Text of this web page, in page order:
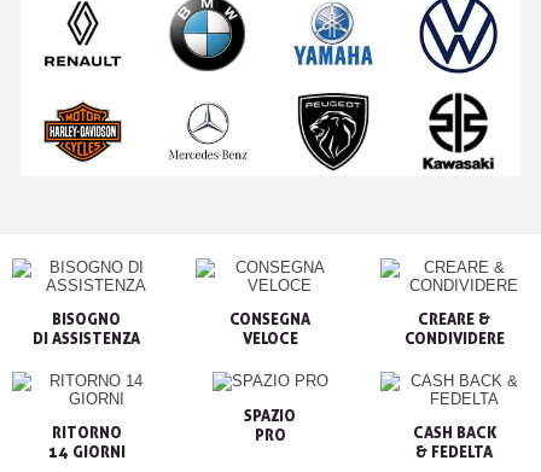
BISOGNO
CONSEGNA
VELOCE
CREARE &
CONDIVIDERE
RITORNO
14 GIORNI
SPAZIO
PRO
CASH BACK
& FEDELTA